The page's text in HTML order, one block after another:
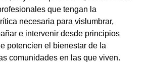
que tengan la
necesaria para vislumbrar,
e intervenir desde principios
potencien el bienestar de la
comunidades en las que viven.